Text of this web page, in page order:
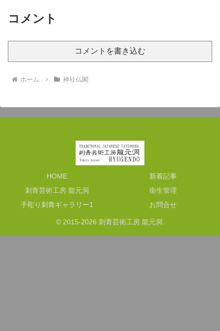
コメント
コメントを書き込む
ホーム 神社仏閣
HOME
新着記事
刺青芸術工房 龍元洞
衛生管理
手彫り刺青ギャラリー1
お問合せ
© 2015-2026 刺青芸術工房 龍元洞.